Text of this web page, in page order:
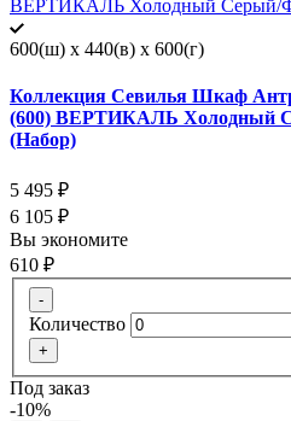
600(ш) x 440(в) x 600(г)
Коллекция Севилья Шкаф
(600) ВЕРТИКАЛЬ Холодный
(Набор)
5 495 ₽
6 105 ₽
Вы экономите
610 ₽
-
Количество
+
Под заказ
-10%